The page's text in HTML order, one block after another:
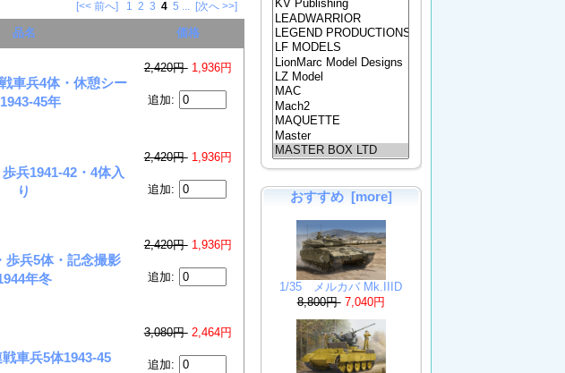
[<< 前へ] 1 2 3 4 5 ... [次へ >>]
品名 価格
車兵4体・休憩シー
45年
2,420円 1,936円
追加:
兵1941-42・4体入
り
2,420円 1,936円
追加:
兵5体・記念撮影
年冬
2,420円 1,936円
追加:
車兵5体1943-45
3,080円 2,464円
追加:
おすすめ [more]
1/35 メルカバ Mk.IIID
8,800円 7,040円